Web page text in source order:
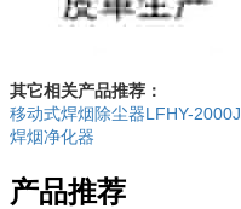
其它相关产品推荐：
移动式焊烟除尘器LFHY-2000J
焊烟净化器
产品推荐